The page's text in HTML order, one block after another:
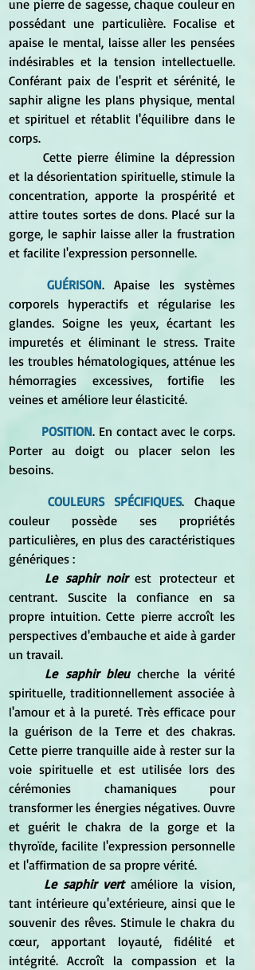
une pierre de sagesse, chaque couleur en
possédant une particulière. Focalise et
apaise le mental, laisse aller les pensées
indésirables et la tension intellectuelle.
Conférant paix de l'esprit et sérénité, le
saphir aligne les plans physique, mental
et spirituel et rétablit l'équilibre dans le
corps.
	Cette pierre élimine la dépression
et la désorientation spirituelle, stimule la
concentration, apporte la prospérité et
attire toutes sortes de dons. Placé sur la
gorge, le saphir laisse aller la frustration
et facilite l'expression personnelle.
	GUÉRISON
. Apaise les systèmes
corporels hyperactifs et régularise les
glandes. Soigne les yeux, écartant les
impuretés et éliminant le stress. Traite
les troubles hématologiques, atténue les
hémorragies excessives, fortifie les
veines et améliore leur élasticité.
POSITION. En contact avec le corps.
Porter au doigt ou placer selon les
besoins.
	COULEURS SPÉCIFIQUES
. Chaque
couleur possède ses propriétés
particulières, en plus des caractéristiques
génériques :
Le saphir noir est protecteur et
centrant. Suscite la confiance en sa
propre intuition. Cette pierre accroît les
perspectives d'embauche et aide à garder
un travail.
Le saphir bleu cherche la vérité
spirituelle, traditionnellement associée à
l'amour et à la pureté. Très efficace pour
la guérison de la Terre et des chakras.
Cette pierre tranquille aide à rester sur la
voie spirituelle et est utilisée lors des
cérémonies chamaniques pour
transformer les énergies négatives. Ouvre
et guérit le chakra de la gorge et la
thyroïde, facilite l'expression personnelle
et l'affirmation de sa propre vérité.
Le saphir vert améliore la vision,
tant intérieure qu'extérieure, ainsi que le
souvenir des rêves. Stimule le chakra du
cœur, apportant loyauté, fidélité et
intégrité. Accroît la compassion et la